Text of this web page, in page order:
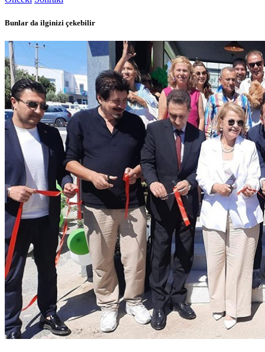
Bunlar da ilginizi çekebilir